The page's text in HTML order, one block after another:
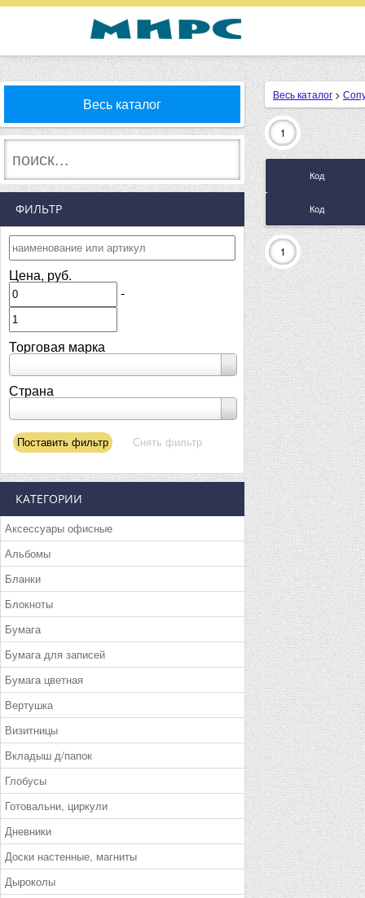
Весь каталог
ФИЛЬТР
Цена, руб.
-
Торговая марка
Страна
КАТЕГОРИИ
Аксессуары офисные
Альбомы
Бланки
Блокноты
Бумага
Бумага для записей
Бумага цветная
Вертушка
Визитницы
Вкладыш д/папок
Глобусы
Готовальни, циркули
Дневники
Доски настенные, магниты
Дыроколы
Весь каталог >
1
Код
Код
1